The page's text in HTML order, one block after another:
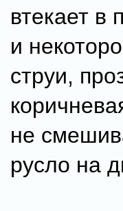
втекает
и
струи,
не
русло на